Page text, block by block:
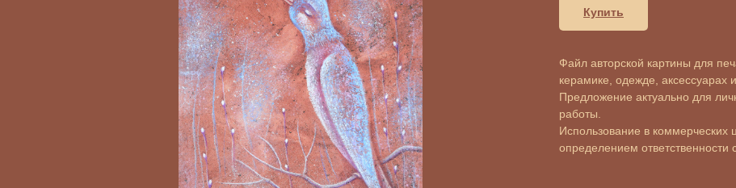
Купить
Файл авторской картины для
керамике, одежде, аксессуарах
Предложение актуально для
работы.
Использование в коммерческих
определением ответственности